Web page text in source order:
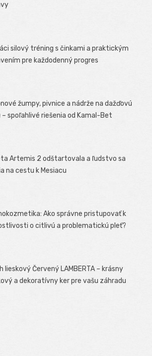
silový tréning s činkami a praktickým
pre každodenný progres
žumpy, pivnice a nádrže na dažďovú
– spoľahlivé riešenia od Kamal-Bet
Artemis 2 odštartovala a ľudstvo sa
na cestu k Mesiacu
Ako správne pristupovať k
o citlivú a problematickú pleť?
lieskový Červený LAMBERTA – krásny
a dekoratívny ker pre vašu záhradu